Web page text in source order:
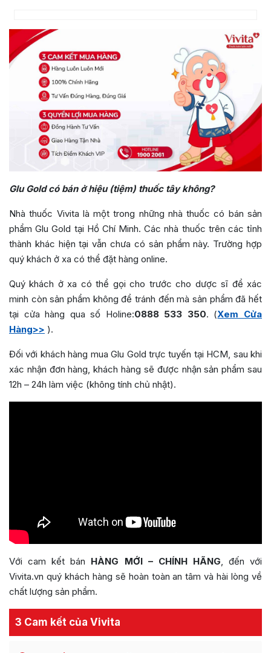
Glu Gold có bán ở hiệu (tiệm) thuốc tây không?
Nhà thuốc Vivita là một trong những nhà thuốc có bán sản
phẩm Glu Gold tại Hồ Chí Minh. Các nhà thuốc trên các tỉnh
thành khác hiện tại vẫn chưa có sản phẩm này. Trường hợp
quý khách ở xa có thể đặt hàng online.
Quý khách ở xa có thể gọi cho trước cho dược sĩ để xác
minh còn sản phẩm không để tránh đến mà sản phẩm đã hết
tại cửa hàng qua số Holine:0888 533 350. (Xem Cửa
Hàng>> ).
Đối với khách hàng mua Glu Gold trực tuyến tại HCM, sau khi
xác nhận đơn hàng, khách hàng sẽ được nhận sản phẩm sau
12h – 24h làm việc (không tính chủ nhật).
Với cam kết bán HÀNG MỚI – CHÍNH HÃNG, đến với
Vivita.vn quý khách hàng sẽ hoàn toàn an tâm và hài lòng về
chất lượng sản phẩm.
3 Cam kết của Vivita